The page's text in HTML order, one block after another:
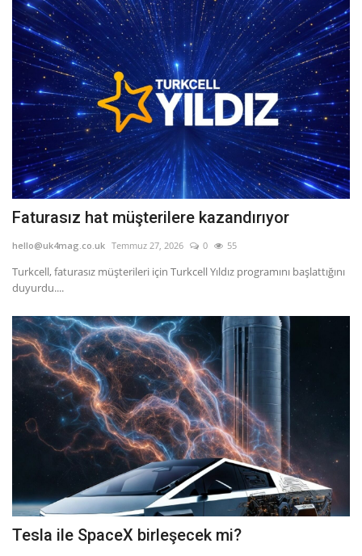
Faturasız hat müşterilere kazandırıyor
hello@uk4mag.co.uk Temmuz 27, 2026 0 55
Turkcell, faturasız müşterileri için Turkcell Yıldız programını başlattığını
duyurdu....
Tesla ile SpaceX birleşecek mi?